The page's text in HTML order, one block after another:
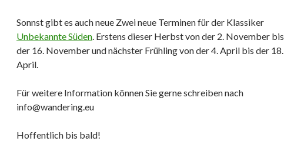
Sonnst gibt es auch neue Zwei neue Terminen für der Klassiker
Unbekannte Süden. Erstens dieser Herbst von der 2. November bis
der 16. November und nächster Frühling von der 4. April bis der 18.
April.
Für weitere Information können Sie gerne schreiben nach
info@wandering.eu
Hoffentlich bis bald!